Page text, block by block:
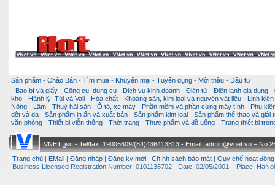
Sản phẩm - Chào Bán - Tìm mua - Khuyến mại - Tuyển dụng - Mời thầu - Đầu tư
- Bao bì và giấy - Công cụ, dụng cụ - Dịch vụ kinh doanh - Điện tử - Điện lạnh gia dụng -
kho - Hành lý, Túi và Vali - Hóa chất - Khoáng sản, kim loại và nguyên vật liệu -
Linh
Nông - Lâm - Thuỷ hải sản - Ô tô, xe máy - Phần mềm và phần cứng máy tính - Phụ
dệt và da - Sản phẩm in ấn và xuất bản - Sản phẩm kim loại - Sản phẩm thể thao và giải
văn phòng - Thiết bị viễn thông - Thời trang - Thực phẩm và đồ uống - Trang thiết bị
VNET.,jsc - Tel/fax: 19006609/(84)436413313 - Email: admin@vnet.vn –
Trang chủ
EMail Đăng nhập Đăng ký mới Chính sách bảo mật Quy chế hoạt động
Business Licensed Registration Number: 0101138702 - Date: 02/05/2001 – Place: